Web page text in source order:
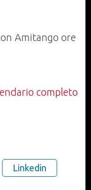
Amitango ore
completo
Linkedin